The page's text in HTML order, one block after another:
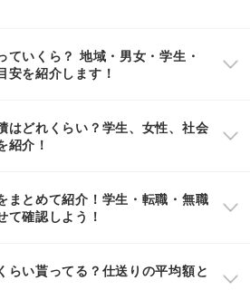
ていくら？ 地域・男女・学生・
安を紹介します！
はどれくらい？学生、女性、社会
紹介！
まとめて紹介！学生・転職・無職
て確認しよう！
らい貰ってる？仕送りの平均額と